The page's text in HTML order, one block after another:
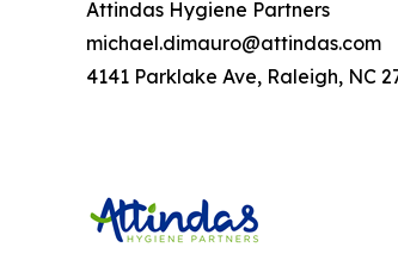
Attindas Hygiene Partners
michael.dimauro@attindas.com
4141 Parklake Ave, Raleigh, NC